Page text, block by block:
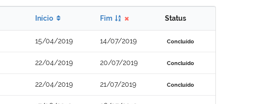
Início Fim Status
15/04/2019 14/07/2019 Concluído
22/04/2019 20/07/2019 Concluído
22/04/2019 21/07/2019 Concluído